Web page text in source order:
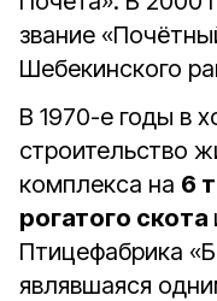
звание
Шебекинского
В 1970-е годы в
строительство
комплекса на 6
рогатого скота
Птицефабрика
являвшаяся